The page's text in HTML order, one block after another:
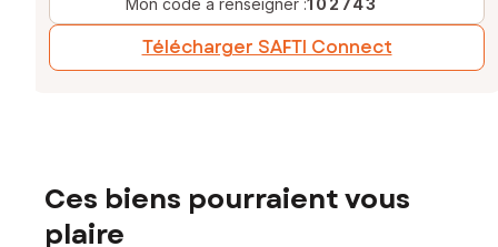
Mon code à renseigner :102743
Télécharger SAFTI Connect
Ces biens pourraient vous
plaire